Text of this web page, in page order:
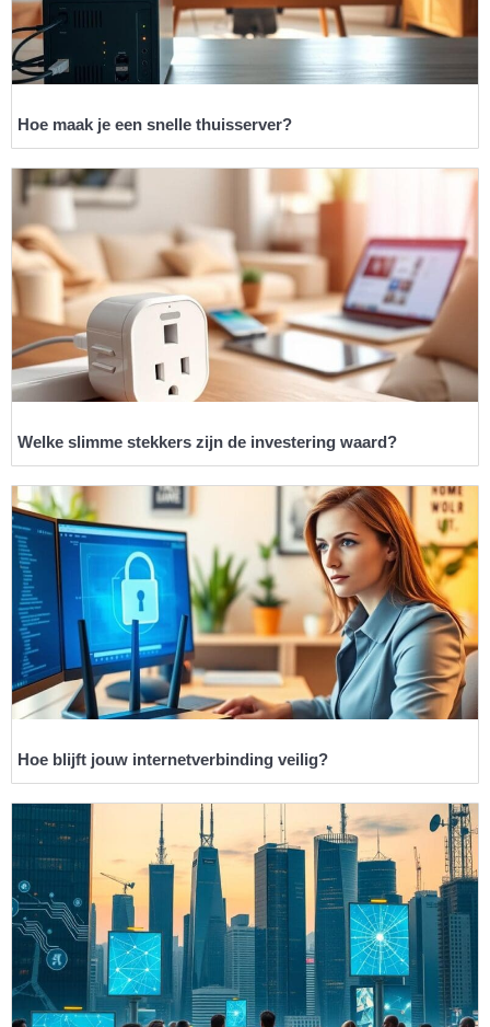
Hoe maak je een snelle thuisserver?
Welke slimme stekkers zijn de investering waard?
Hoe blijft jouw internetverbinding veilig?